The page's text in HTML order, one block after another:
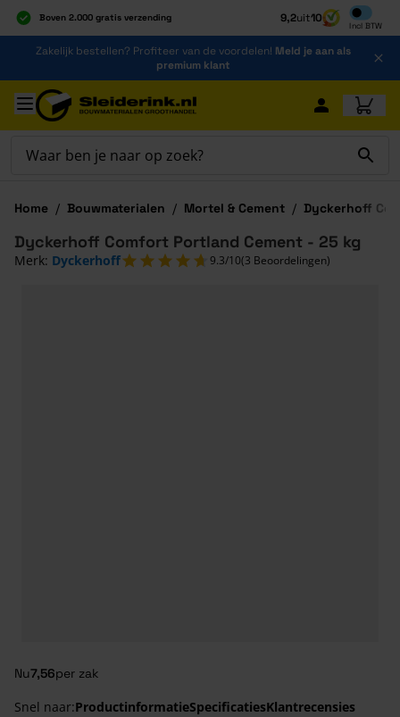
Boven 2.000 gratis verzending
Al 40 jaar dé specialist
Alles onder één dak
9,2uit10
Incl BTW
Inclusief
Ga naar de inhoud
Zakelijk bestellen? Profiteer van de voordelen! Meld je aan als
premium klant
Ga naar hoofdinhoud
Home / Bouwmaterialen / Mortel & Cement / Dyckerhoff
Nu7,56per zak
Dyckerhoff Comfort Portland Cement - 25 kg
Merk: Dyckerhoff 9.3/10(3 Beoordelingen)
Snel naar:ProductinformatieSpecificatiesKlantrecensies